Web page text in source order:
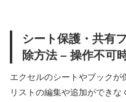
シート保護・共有
除方法 – 操作不可
エクセルのシートやブックが
リストの編集や追加ができ